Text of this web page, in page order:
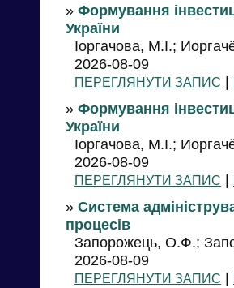
» Формування
України
Іоргачова, М.І.;
2026-08-09
ПЕРЕГЛЯНУТИ ЗАПИС |
» Формування
України
Іоргачова, М.І.;
2026-08-09
ПЕРЕГЛЯНУТИ ЗАПИС |
» Система
процесів
Запорожець, О.Ф.;
2026-08-09
ПЕРЕГЛЯНУТИ ЗАПИС |